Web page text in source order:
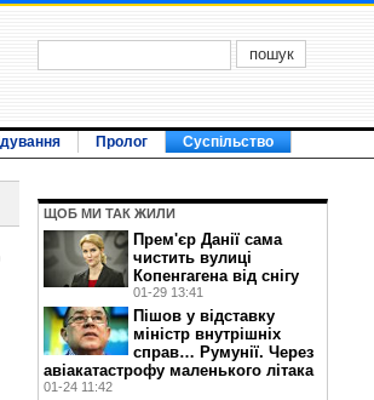
Пролог Суспільство
ЩОБ МИ ТАК ЖИЛИ
Прем'єр Данії сама
чистить вулиці
Копенгагена від снігу
01-29 13:41
Пішов у відставку
міністр внутрішніх
справ… Румунії. Через
авіакатастрофу маленького літака
01-24 11:42